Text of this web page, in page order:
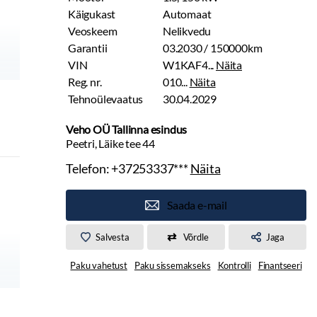
Käigukast
Automaat
Veoskeem
Nelikvedu
Garantii
03.2030 / 150000km
VIN
W1KAF4... Näita
Reg. nr.
010... Näita
Tehnoülevaatus
30.04.2029
Veho OÜ Tallinna esindus
Peetri, Läike tee 44
Telefon:+37253337***Näita
Saada e-mail
Salvesta Võrdle Jaga
Paku vahetust Paku sissemakseks Kontrolli Finantseeri